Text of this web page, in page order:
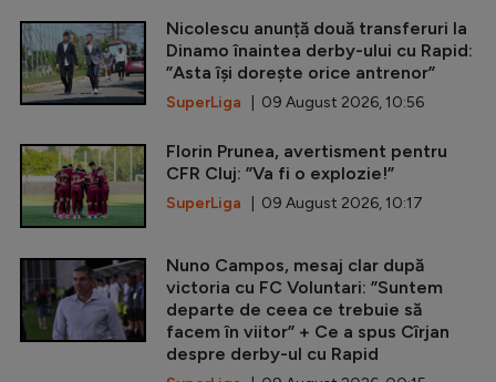
Nicolescu anunță două transferuri la
Dinamo înaintea derby-ului cu Rapid:
”Asta își dorește orice antrenor”
SuperLiga | 09 August 2026, 10:56
Florin Prunea, avertisment pentru
CFR Cluj: ”Va fi o explozie!”
SuperLiga | 09 August 2026, 10:17
Nuno Campos, mesaj clar după
victoria cu FC Voluntari: ”Suntem
departe de ceea ce trebuie să
facem în viitor” + Ce a spus Cîrjan
despre derby-ul cu Rapid